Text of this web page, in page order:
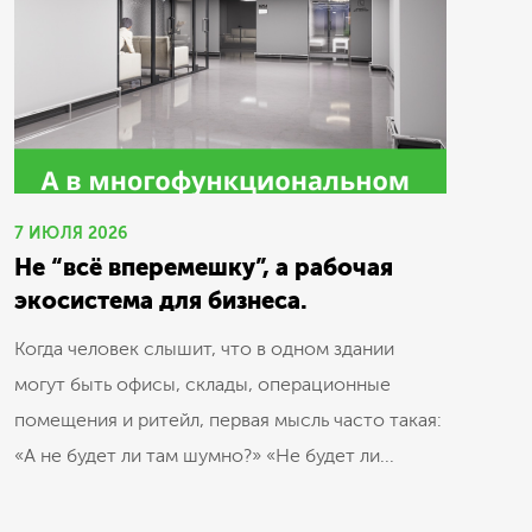
7 ИЮЛЯ 2026
Не “всё вперемешку”, а рабочая
экосистема для бизнеса.
Когда человек слышит, что в одном здании
могут быть офисы, склады, операционные
помещения и ритейл, первая мысль часто такая:
«А не будет ли там шумно?» «Не будет ли...